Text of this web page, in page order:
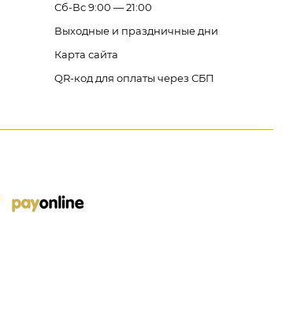
Сб-Вс 9:00 — 21:00
Выходные и праздничные дни
Карта сайта
QR-код для оплаты через СБП